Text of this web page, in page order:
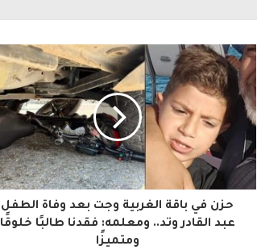
ب
ر
ي
د
ك
ا
ل
حزن في باقة الغربية وجت بعد وفاة الطفل
عبد القادر وتد.. ومعلمه: فقدنا طالبًا خلوقًا
ومتميزًا